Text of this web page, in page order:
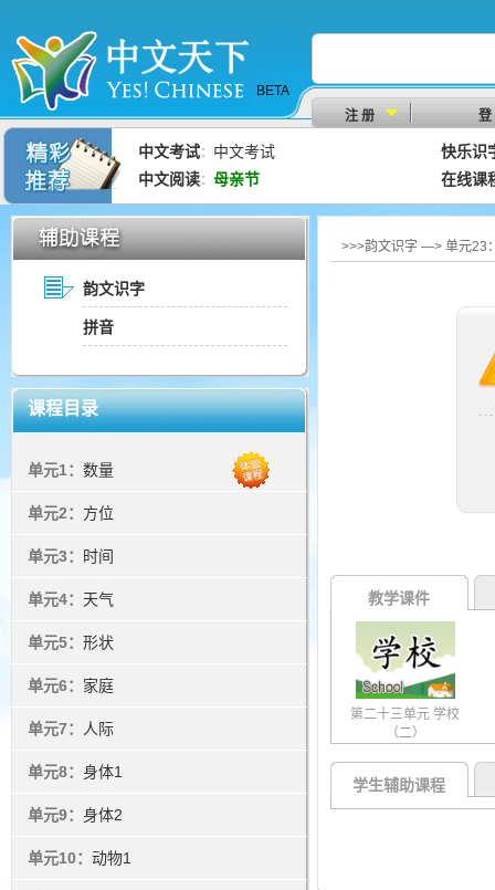
BETA
注 册
登
中文考试： 中文考试
快乐识
中文阅读： 母亲节 在线课
韵文识字
拼音
课程目录
单元1： 数量
单元2： 方位
单元3： 时间
单元4： 天气
单元5： 形状
单元6： 家庭
单元7： 人际
单元8： 身体1
单元9： 身体2
单元10： 动物1
>>>韵文识字 —> 单元23
教学课件
第二十三单元 学校
（二）
学生辅助课程